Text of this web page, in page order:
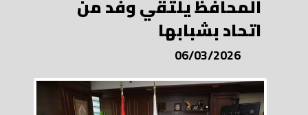
المحافظ يلتقي وفد من
اتحاد بشبابها
06/03/2026